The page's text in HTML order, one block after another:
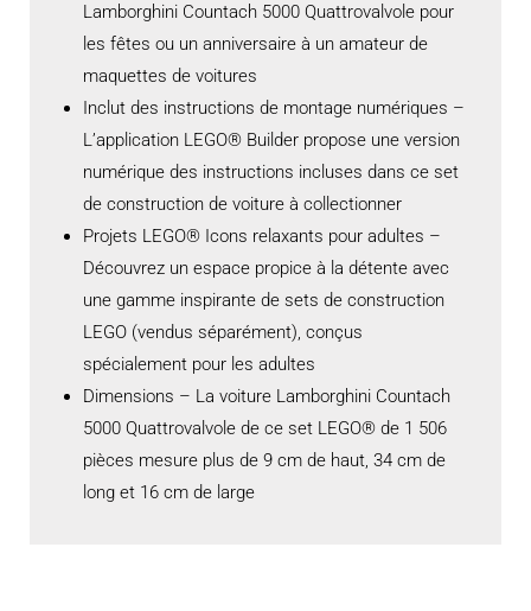
Lamborghini Countach 5000 Quattrovalvole pour
les fêtes ou un anniversaire à un amateur de
maquettes de voitures
Inclut des instructions de montage numériques –
L’application LEGO® Builder propose une version
numérique des instructions incluses dans ce set
de construction de voiture à collectionner
Projets LEGO® Icons relaxants pour adultes –
Découvrez un espace propice à la détente avec
une gamme inspirante de sets de construction
LEGO (vendus séparément), conçus
spécialement pour les adultes
Dimensions – La voiture Lamborghini Countach
5000 Quattrovalvole de ce set LEGO® de 1 506
pièces mesure plus de 9 cm de haut, 34 cm de
long et 16 cm de large